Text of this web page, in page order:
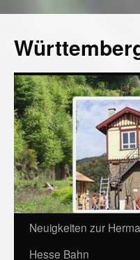
Neuigkeiten zur
Hesse Bahn